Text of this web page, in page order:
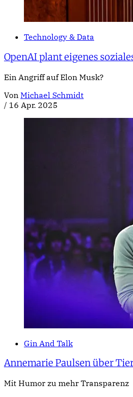
Technology & Data
OpenAI plant eigenes
Ein Angriff auf Elon Musk?
Von Michael Schmidt
/ 16 Apr. 2025
Gin And Talk
Annemarie Paulsen über
Mit Humor zu mehr Transparenz